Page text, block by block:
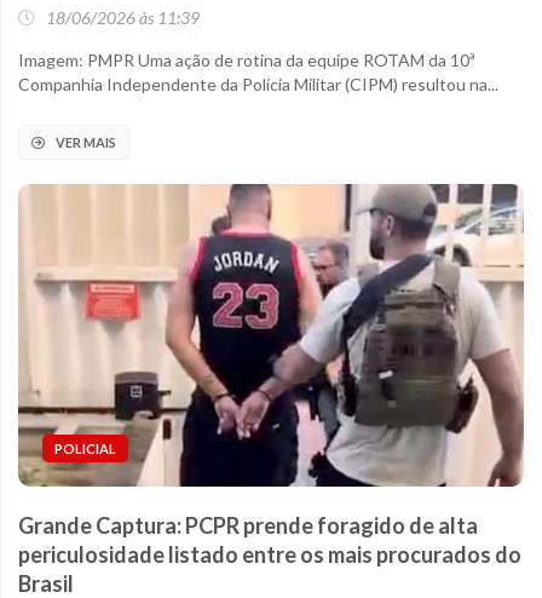
18/06/2026 às 11:39
Imagem: PMPR Uma ação de rotina da equipe ROTAM da 10ª
Companhia Independente da Polícia Militar (CIPM) resultou na...
VER MAIS
POLICIAL
Grande Captura: PCPR prende foragido de alta
periculosidade listado entre os mais procurados do
Brasil